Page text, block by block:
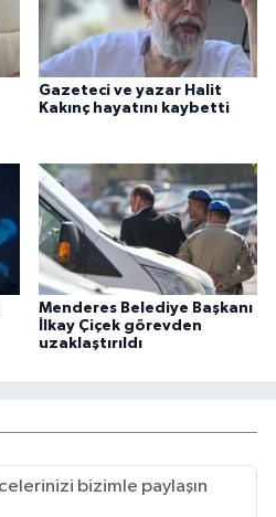
Gazeteci ve yazar Halit
Kakınç hayatını kaybetti
Menderes Belediye Başkanı
İlkay Çiçek görevden
uzaklaştırıldı